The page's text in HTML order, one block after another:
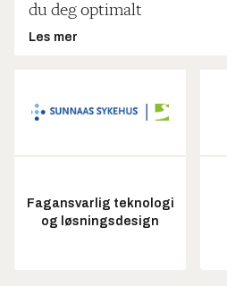
du deg optimalt
Les mer
Fagansvarlig teknologi
og løsningsdesign